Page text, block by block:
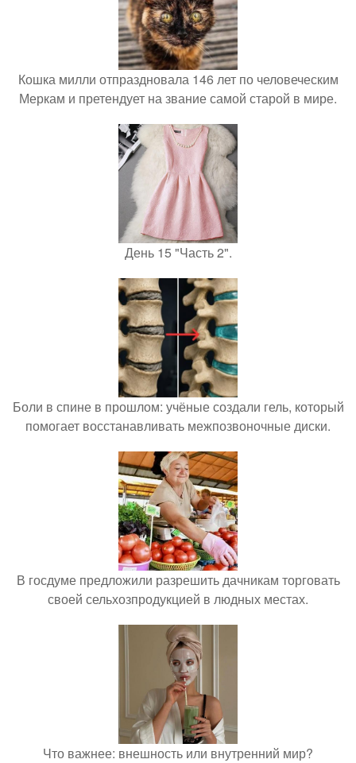
Кошка милли отпраздновала 146 лет по человеческим
Меркам и претендует на звание самой старой в мире.
День 15 "Часть 2".
Боли в спине в прошлом: учёные создали гель, который
помогает восстанавливать межпозвоночные диски.
В госдуме предложили разрешить дачникам торговать
своей сельхозпродукцией в людных местах.
Что важнее: внешность или внутренний мир?